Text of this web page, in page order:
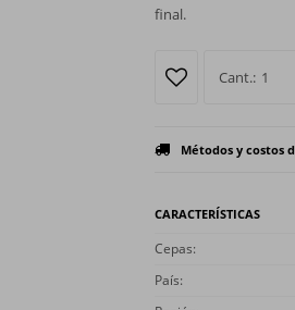
final.
1
Métodos y costos
CARACTERÍSTICAS
Cepas
País